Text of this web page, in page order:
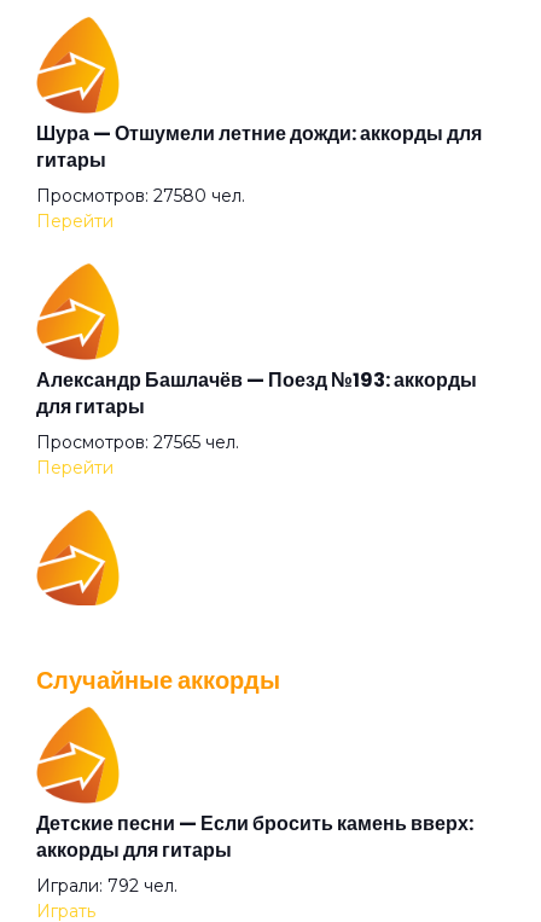
Барышня
Беги (2008)
Беги
Бежали прочь
Безумные выси
Белая
Белый друг
Белый танец
Библиотека
Бледные поэты
Шура — Отшумели летние дожди: аккорды для
гитары
Просмотров: 27580 чел.
Перейти
Александр Башлачёв — Поезд №193: аккорды
для гитары
Просмотров: 27565 чел.
Перейти
Перейти
Валентин Стрыкало — Gay porn: аккорды для
гитары
Просмотров: 25698 чел.
Случайные аккорды
Детские песни — Если бросить камень вверх:
аккорды для гитары
Играли: 792 чел.
Играть